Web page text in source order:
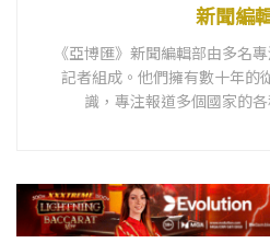
新聞編
《亞博匯》新聞編輯部由多名
記者組成。他們擁有數十年的
識，專注報道多個國家的